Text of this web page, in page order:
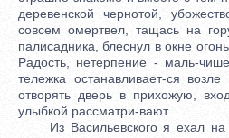
деревенской чернотой,
совсем омертвел, тащась на
палисадника, блеснул в окне
Радость, нетерпение - маль-
тележка останавливает-ся
отворять дверь в прихожую,
улыбкой рассматри-вают...
Из Васильевского я ехал на